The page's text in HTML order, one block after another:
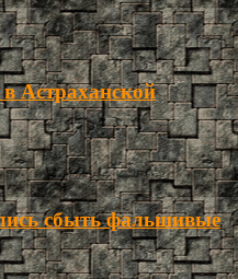
Астраханской
сбыть фальшивые